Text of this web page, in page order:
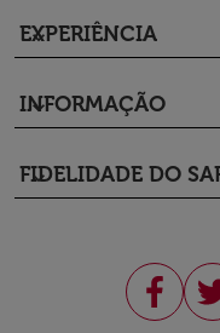
EXPERIÊNCIA
keyboard_arrow_down
INFORMAÇÃO
keyboard_arrow_down
FIDELIDADE DO
keyboard_arrow_down